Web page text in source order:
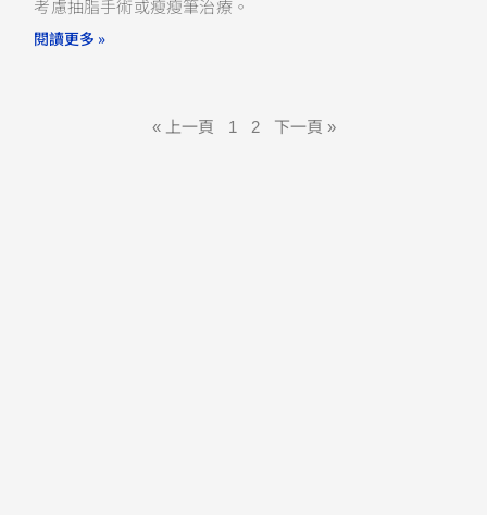
考慮抽脂手術或瘦瘦筆治療。
閱讀更多 »
« 上一頁 1 2 下一頁 »